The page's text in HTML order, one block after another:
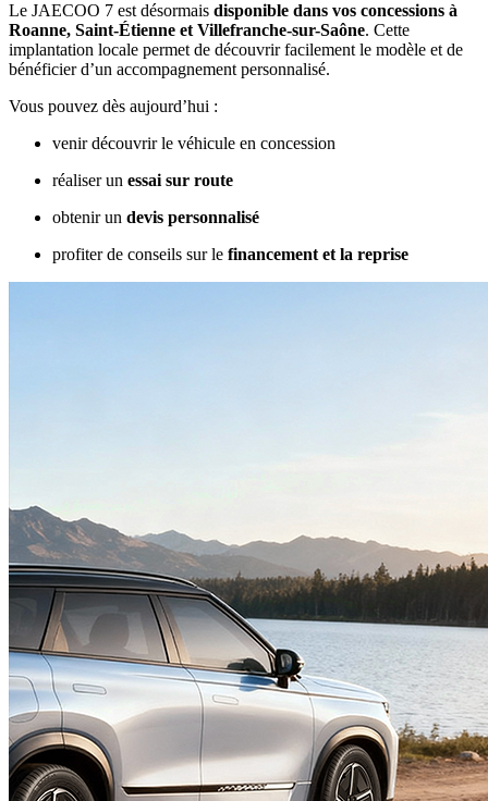
Le JAECOO 7 est désormais disponible dans vos concessions à
Roanne, Saint-Étienne et Villefranche-sur-Saône. Cette
implantation locale permet de découvrir facilement le modèle et de
bénéficier d’un accompagnement personnalisé.
Vous pouvez dès aujourd’hui :
venir découvrir le véhicule en concession
réaliser un essai sur route
obtenir un devis personnalisé
profiter de conseils sur le financement et la reprise